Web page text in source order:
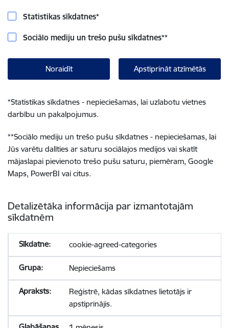
Statistikas sīkdatnes*
Sociālo mediju un trešo pušu sīkdatnes**
Noraidīt Apstiprināt atzīmētās
*Statistikas sīkdatnes - nepieciešamas, lai uzlabotu vietnes
darbību un pakalpojumus.
**Sociālo mediju un trešo pušu sīkdatnes - nepieciešamas, lai
Jūs varētu dalīties ar saturu sociālajos medijos vai skatīt
mājaslapai pievienoto trešo pušu saturu, piemēram, Google
Maps, PowerBI vai citus.
Detalizētāka informācija par izmantotajām
sīkdatnēm
cookie-agreed-categories
Nepieciešams
Reģistrē, kādas sīkdatnes lietotājs ir
apstiprinājis.